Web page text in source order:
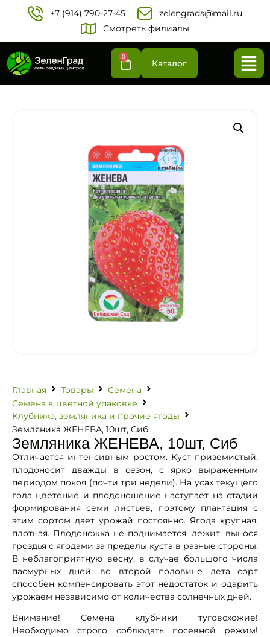
+7 (914) 790-27-45‬
zelengrads@mail.ru
Смотреть филиалы
0
Каталог
Главная Товары
Семена
Семена в цветной упаковке
Клубника, земляника и прочие ягоды
Земляника ЖЕНЕВА, 10шт, Сиб
Земляника ЖЕНЕВА, 10шт, Сиб
Отличается интенсивным ростом. Куст приземистый,
плодоносит дважды в сезон, с ярко выраженным
периодом покоя (почти три недели). На усах текущего
года цветение и плодоношение наступает на стадии
формирования семи листьев, поэтому плантация с
этим сортом дает урожай постоянно. Ягода крупная,
плотная. Плодоножка не поднимается, лежит, вынося
гроздья с ягодами за пределы куста в разные стороны.
В неблагоприятную весну, в случае большого числа
пасмурных дней, во второй половине лета сорт
способен компенсировать этот недостаток и одарить
урожаем независимо от количества солнечных дней.
Внимание! Семена клубники туговсхожие!
Необходимо строго соблюдать посевной режим!